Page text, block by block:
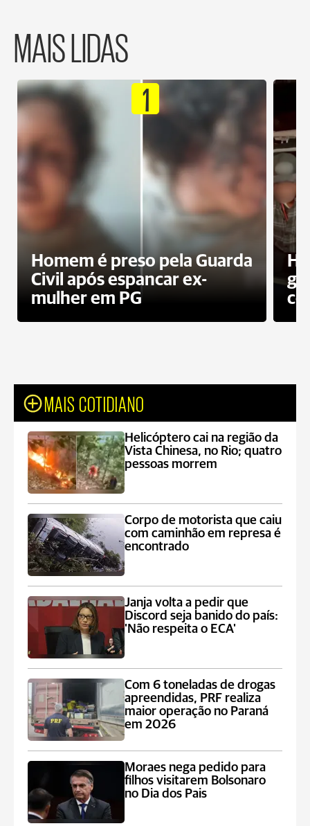
MAIS LIDAS
1
Homem é preso pela Guarda
Civil após espancar ex-
mulher em PG
MAIS COTIDIANO
Helicóptero cai na região da
Vista Chinesa, no Rio; quatro
pessoas morrem
Corpo de motorista que caiu
com caminhão em represa é
encontrado
Janja volta a pedir que
Discord seja banido do país:
'Não respeita o ECA'
Com 6 toneladas de drogas
apreendidas, PRF realiza
maior operação no Paraná
em 2026
Moraes nega pedido para
filhos visitarem Bolsonaro
no Dia dos Pais